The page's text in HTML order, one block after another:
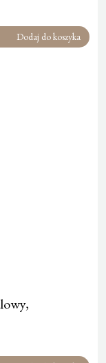
Dodaj do koszyka